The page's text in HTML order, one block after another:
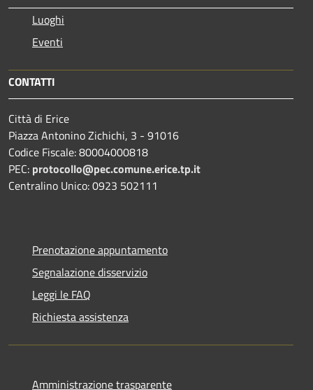
Luoghi
Eventi
CONTATTI
Città di Erice
Piazza Antonino Zichichi, 3 - 91016
Codice Fiscale: 80004000818
PEC: protocollo@pec.comune.erice.tp.it
Centralino Unico: 0923 502111
Prenotazione appuntamento
Segnalazione disservizio
Leggi le FAQ
Richiesta assistenza
Amministrazione trasparente